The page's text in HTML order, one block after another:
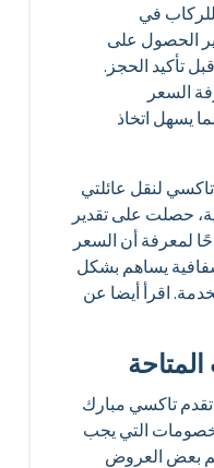
في
الحصول على
تأكيد الحجز.
السعر
يسهل اتخاذ
لنقل عائلتي
حصلت على تقدير
لمعرفة أن السعر
يساهم بشكل
اقرأ أيضا عن
تقدم تاكسي مبارك
التي يجب
بعض العروض